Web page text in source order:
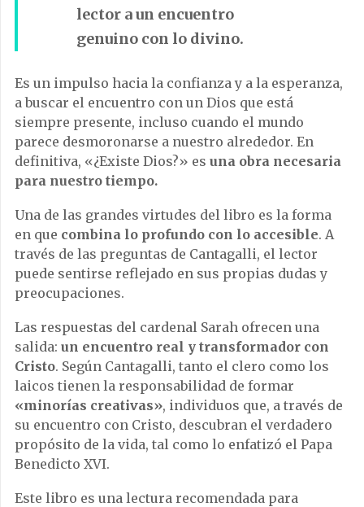
lector a un encuentro
genuino con lo divino.
Es un impulso hacia la confianza y a la esperanza,
a buscar el encuentro con un Dios que está
siempre presente, incluso cuando el mundo
parece desmoronarse a nuestro alrededor. En
definitiva, «¿Existe Dios?» es una obra necesaria
para nuestro tiempo.
Una de las grandes virtudes del libro es la forma
en que combina lo profundo con lo accesible. A
través de las preguntas de Cantagalli, el lector
puede sentirse reflejado en sus propias dudas y
preocupaciones.
Las respuestas del cardenal Sarah ofrecen una
salida: un encuentro real y transformador con
Cristo. Según Cantagalli, tanto el clero como los
laicos tienen la responsabilidad de formar
«minorías creativas», individuos que, a través de
su encuentro con Cristo, descubran el verdadero
propósito de la vida, tal como lo enfatizó el Papa
Benedicto XVI.
Este libro es una lectura recomendada para